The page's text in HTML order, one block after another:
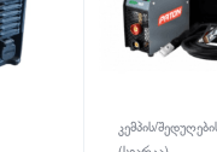
კემპის/